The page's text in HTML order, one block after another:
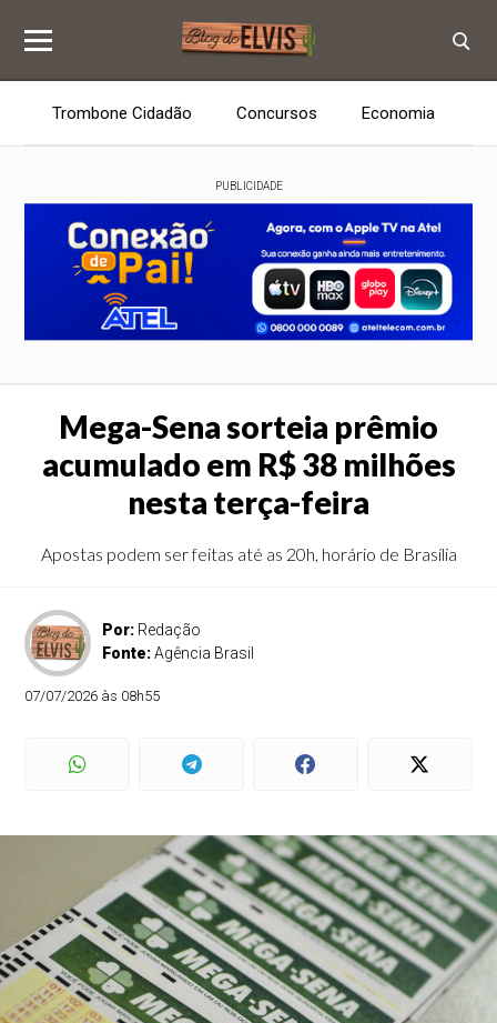
Trombone Cidadão Concursos Economia
PUBLICIDADE
Mega-Sena sorteia prêmio
acumulado em R$ 38 milhões
nesta terça-feira
Apostas podem ser feitas até as 20h, horário de Brasília
Por: Redação
Fonte:Agência Brasil
07/07/2026 às 08h55